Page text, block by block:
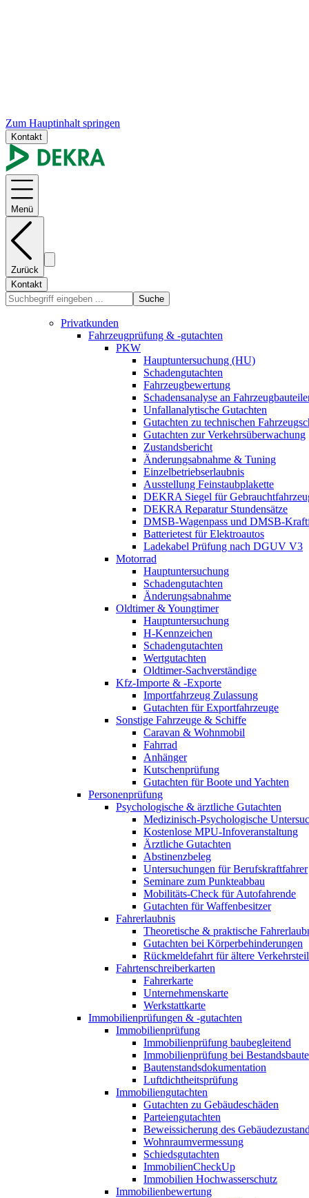
Zum Hauptinhalt springen
Kontakt
Menü
Zurück
Kontakt
Suche
Privatkunden
Fahrzeugprüfung & -gutachten
PKW
Hauptuntersuchung (HU)
Schadengutachten
Fahrzeugbewertung
Schadensanalyse an
Unfallanalytische Gutachten
Gutachten zu technischen
Gutachten zur Verkehrsüberwachung
Zustandsbericht
Änderungsabnahme & Tuning
Einzelbetriebserlaubnis
Ausstellung Feinstaubplakette
DEKRA Siegel für
DEKRA Reparatur Stundensätze
DMSB-Wagenpass und DMSB-
Batterietest für Elektroautos
Ladekabel Prüfung nach DGUV V3
Motorrad
Hauptuntersuchung
Schadengutachten
Änderungsabnahme
Oldtimer & Youngtimer
Hauptuntersuchung
H-Kennzeichen
Schadengutachten
Wertgutachten
Oldtimer-Sachverständige
Kfz-Importe & -Exporte
Importfahrzeug Zulassung
Gutachten für Exportfahrzeuge
Sonstige Fahrzeuge & Schiffe
Caravan & Wohnmobil
Fahrrad
Anhänger
Kutschenprüfung
Gutachten für Boote und Yachten
Personenprüfung
Psychologische & ärztliche Gutachten
Medizinisch-Psychologische
Kostenlose MPU-Infoveranstaltung
Ärztliche Gutachten
Abstinenzbeleg
Untersuchungen für Berufskraftfahrer
Seminare zum Punkteabbau
Mobilitäts-Check für Autofahrende
Gutachten für Waffenbesitzer
Fahrerlaubnis
Theoretische & praktische
Gutachten bei Körperbehinderungen
Rückmeldefahrt für ältere
Fahrtenschreiberkarten
Fahrerkarte
Unternehmenskarte
Werkstattkarte
Immobilienprüfungen & -gutachten
Immobilienprüfung
Immobilienprüfung baubegleitend
Immobilienprüfung bei
Bautenstandsdokumentation
Luftdichtheitsprüfung
Immobiliengutachten
Gutachten zu Gebäudeschäden
Parteiengutachten
Beweissicherung des
Wohnraumvermessung
Schiedsgutachten
ImmobilienCheckUp
Immobilien Hochwasserschutz
Immobilienbewertung